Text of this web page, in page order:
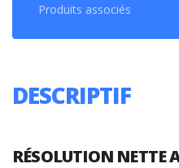
Produits associés
DESCRIPTIF
RÉSOLUTION NETTE